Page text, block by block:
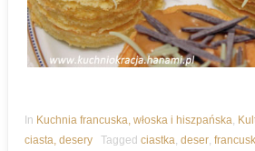
In Kuchnia francuska, włoska i hiszpańska
ciasta, desery Tagged ciastka deser